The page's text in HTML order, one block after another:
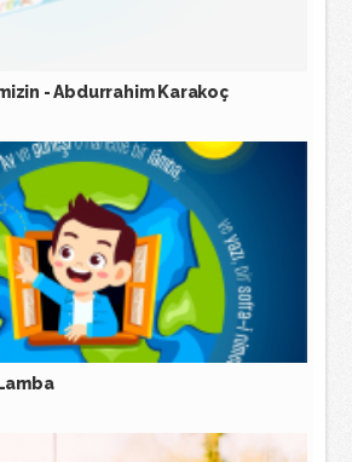
- Abdurrahim Karakoç